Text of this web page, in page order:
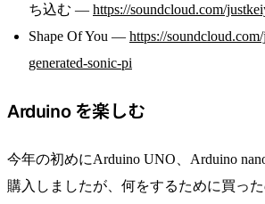
ち込む — https://soundcloud.com/
Shape Of You — https://
generated-sonic-pi
Arduino を楽しむ
今年の初めにArduino UNO、Arduino
購入しましたが、何をするために買っ